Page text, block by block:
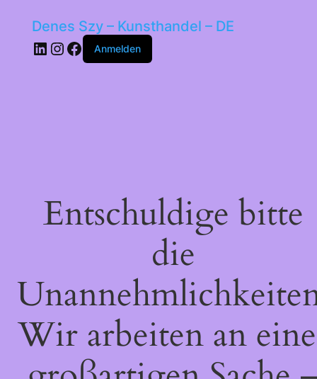
Denes Szy – Kunsthandel – DE
LinkedIn
Instagram
Facebook
Anmelden
Entschuldige bitte
die
Wir arbeiten an